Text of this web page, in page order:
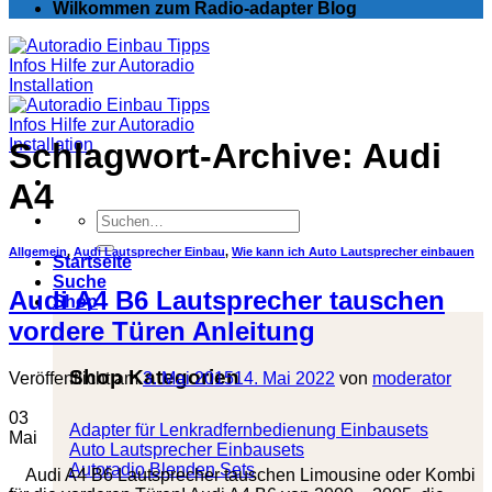
Wilkommen zum Radio-adapter Blog
Suchen
nach:
Startseite
Suche
Shop
Shop Kategorien
Adapter für Lenkradfernbedienung Einbausets
Auto Lautsprecher Einbausets
Autoradio Blenden Sets
Schlagwort-Archive: Audi
A4
Allgemein, Audi Lautsprecher Einbau, Wie kann ich Auto Lautsprecher einbauen
Audi A4 B6 Lautsprecher tauschen
vordere Türen Anleitung
Veröffentlicht am3. Mai 201514. Mai 2022 von moderator
03
Mai
Audi A4 B6 Lautsprecher tauschen Limousine oder Kombi